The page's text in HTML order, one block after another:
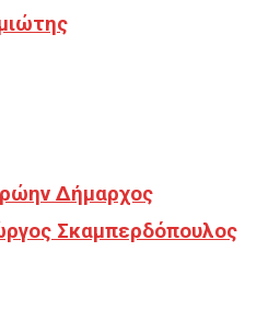
Δήμαρχος
Σκαμπερδόπουλος